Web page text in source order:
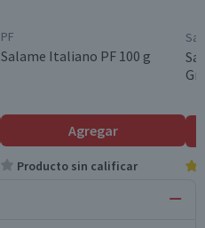
PF
Salame Italiano PF 100 g
Agregar
Producto sin calificar